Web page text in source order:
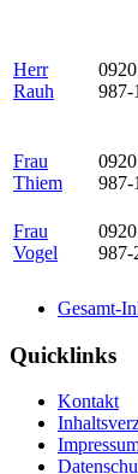
Herr
Rauh
987-
Frau
Thiem
987-
Frau
Vogel
987-
Gesamt-
Quicklinks
Kontakt